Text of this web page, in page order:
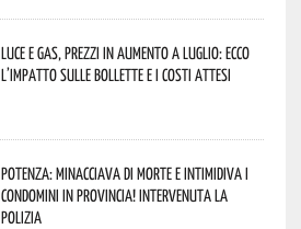
Luce e gas, prezzi in aumento a luglio: ecco
l’impatto sulle bollette e i costi attesi
Potenza: minacciava di morte e intimidiva i
condomini in provincia! Intervenuta la
Polizia